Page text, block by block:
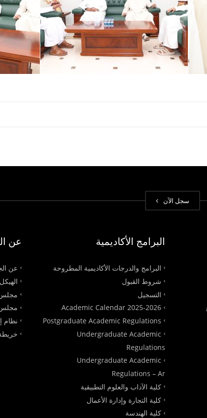
سجل الآن
عن
عن
مجلس
مجلس
نظام
البرامج الأكاديمية
البرامج والدرجات الأكاديمية المطروحة
شروط القبول
التسجيل
Academic Calendar 2025-2026
Postgraduate Academic Regulations
Undergraduate Academic
Regulations
Undergraduate Academic
Regulations – Ar
كلية الآداب والعلوم التطبيقية
كلية التجارة وإدارة الأعمال
كلية الهندسة